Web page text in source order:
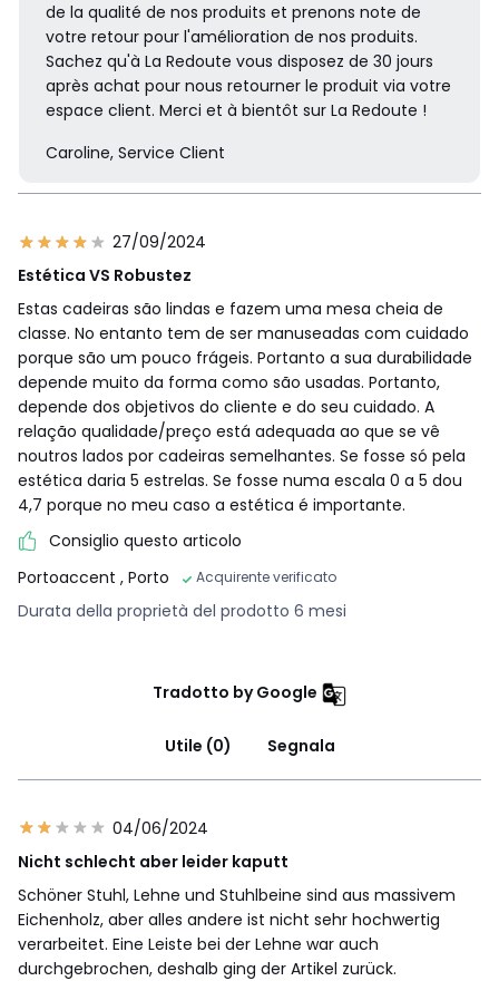
de la qualité de nos produits et prenons note de
votre retour pour l'amélioration de nos produits.
Sachez qu'à La Redoute vous disposez de 30 jours
après achat pour nous retourner le produit via votre
espace client. Merci et à bientôt sur La Redoute !
Caroline, Service Client
27/09/2024
Estética VS Robustez
Estas cadeiras são lindas e fazem uma mesa cheia de
classe. No entanto tem de ser manuseadas com cuidado
porque são um pouco frágeis. Portanto a sua durabilidade
depende muito da forma como são usadas. Portanto,
depende dos objetivos do cliente e do seu cuidado. A
relação qualidade/preço está adequada ao que se vê
noutros lados por cadeiras semelhantes. Se fosse só pela
estética daria 5 estrelas. Se fosse numa escala 0 a 5 dou
4,7 porque no meu caso a estética é importante.
Consiglio questo articolo
Portoaccent , Porto Acquirente verificato
Durata della proprietà del prodotto 6 mesi
Tradotto by Google
Utile (0) Segnala
04/06/2024
Nicht schlecht aber leider kaputt
Schöner Stuhl, Lehne und Stuhlbeine sind aus massivem
Eichenholz, aber alles andere ist nicht sehr hochwertig
verarbeitet. Eine Leiste bei der Lehne war auch
durchgebrochen, deshalb ging der Artikel zurück.